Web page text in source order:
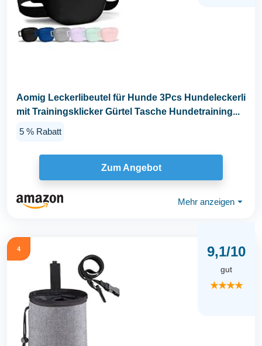
Aomig Leckerlibeutel für Hunde 3Pcs Hundeleckerli
mit Trainingsklicker Gürtel Tasche Hundetraining...
5 % Rabatt
Zum Angebot
Mehr anzeigen ⏷
4 9,1/10
gut
★★★★